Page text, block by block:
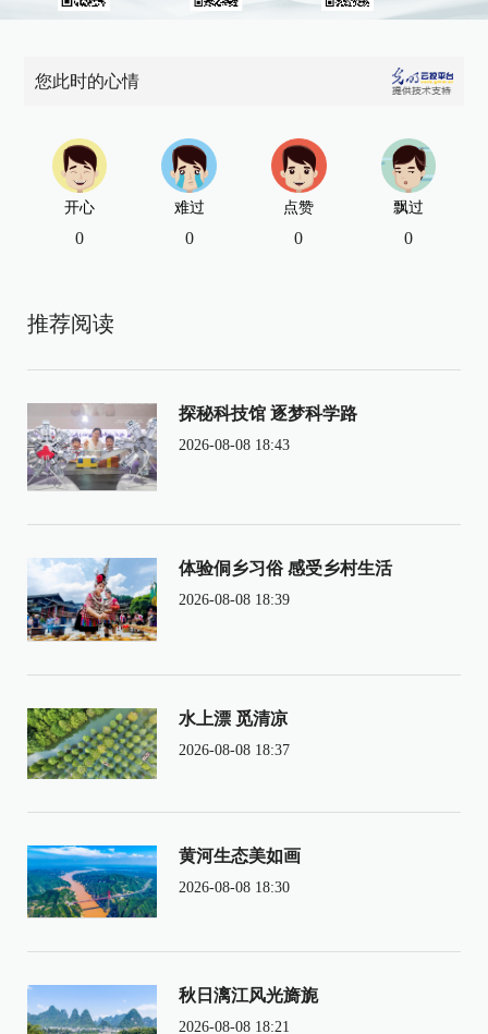
您此时的心情
开心
0
难过
0
点赞
0
飘过
0
推荐阅读
探秘科技馆 逐梦科学路
2026-08-08 18:43
体验侗乡习俗 感受乡村生活
2026-08-08 18:39
水上漂 觅清凉
2026-08-08 18:37
黄河生态美如画
2026-08-08 18:30
秋日漓江风光旖旎
2026-08-08 18:21